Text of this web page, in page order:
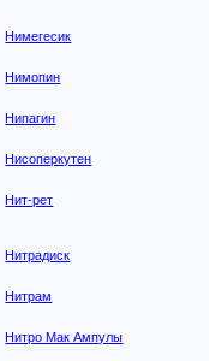
Нимегесик
Нимопин
Нипагин
Нисоперкутен
Нит-рет
Нитрадиск
Нитрам
Нитро Мак Ампулы